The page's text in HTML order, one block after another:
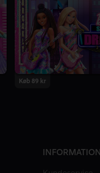
Køb 89 kr
INFORMATION